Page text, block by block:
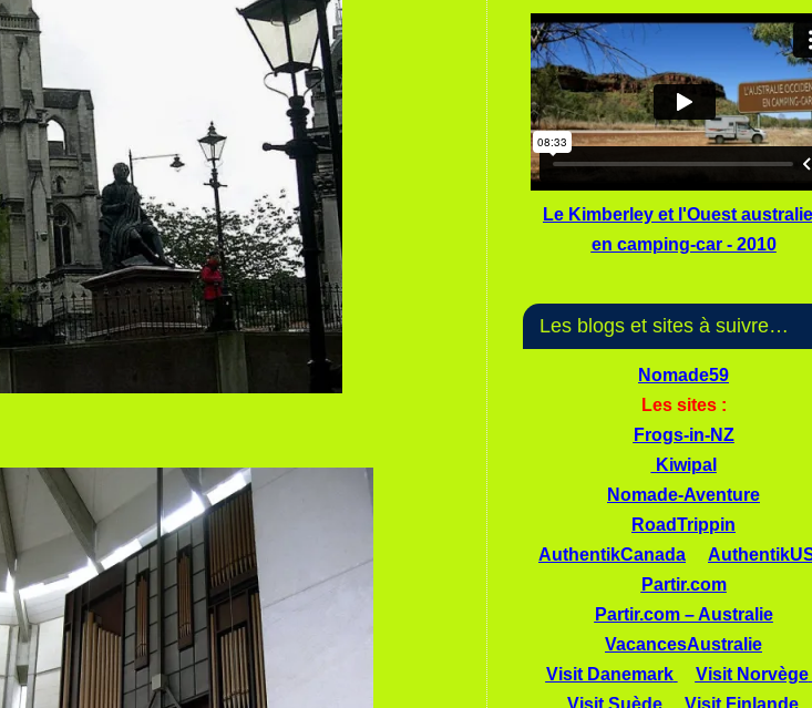
Le Kimberley et l'Ouest
en camping-car - 2010
Les blogs et sites à suivre…
Nomade59
Les sites :
Frogs-in-NZ
Kiwipal
Nomade-Aventure
RoadTrippin
AuthentikCanada
Partir.com
Partir.com – Australie
VacancesAustralie
Visit Danemark
Visit Norvège
Visit Suède
Visit Finlande